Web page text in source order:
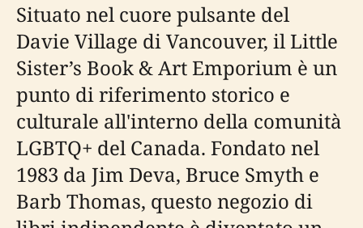
Situato nel cuore pulsante del
Davie Village di Vancouver, il Little
Sister’s Book & Art Emporium è un
punto di riferimento storico e
culturale all'interno della comunità
LGBTQ+ del Canada. Fondato nel
1983 da Jim Deva, Bruce Smyth e
Barb Thomas, questo negozio di